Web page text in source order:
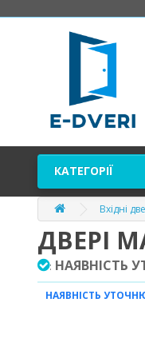
КАТЕГОРІЇ
Вхідні
ДВЕРІ
: НАЯВНІСТЬ
НАЯВНІСТЬ